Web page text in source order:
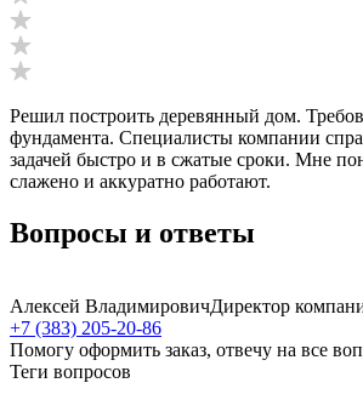
Решил построить деревянный дом.
фундамента. Специалисты компании
задачей быстро и в сжатые сроки. Мне
слажено и аккуратно работают.
Вопросы и ответы
Алексей ВладимировичДиректор
+7 (383) 205-20-86
Помогу оформить заказ, отвечу на все
Теги вопросов